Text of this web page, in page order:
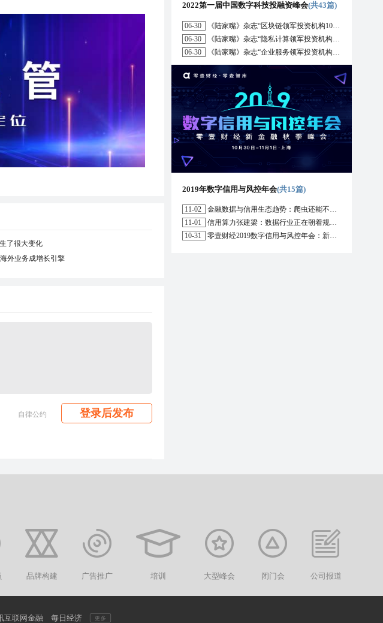
了很大变化
外业务成增长引擎
自律公约 登录后发布
2022第一届中国数字科技投融资峰会(共43篇)
06-30
《陆家嘴》杂志“区块链领军投资机构10强”榜单正式发布
06-30
《陆家嘴》杂志“隐私计算领军投资机构10强”榜单正式发布
06-30
《陆家嘴》杂志“企业服务领军投资机构10强”榜单正式发布
2019年数字信用与风控年会(共15篇)
11-02
金融数据与信用生态趋势：爬虫还能不能用？区块链能解决哪些问题？
11-01
信用算力张建梁：数据行业正在朝着规范化方向演进，数据确权是数据开放的前提
10-31
零壹财经2019数字信用与风控年会：新形势下行业的机遇与挑战
品牌构建 广告推广 培训 大型峰会 闭门会 公司报道
互联网金融 每日经济 更多